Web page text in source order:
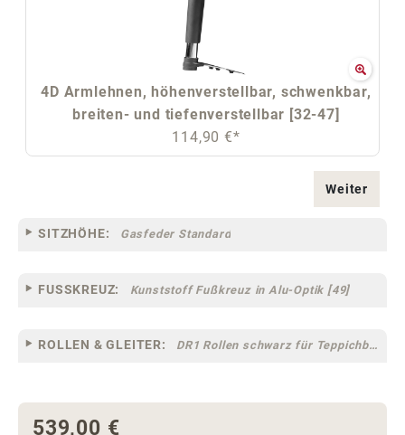
4D Armlehnen, höhenverstellbar, schwenkbar,
breiten- und tiefenverstellbar [32-47]
114,90 €*
Weiter
SITZHÖHE: Gasfeder Standard
FUSSKREUZ: Kunststoff Fußkreuz in Alu-Optik [49]
ROLLEN & GLEITER: DR1 Rollen schwarz für Teppichböden [10]
Regulärer Preis:
539,00 €